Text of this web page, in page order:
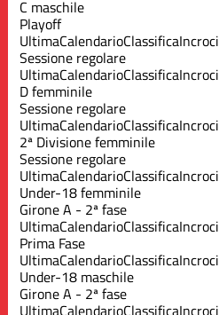
C maschile
Playoff
UltimaCalendarioClassificaIncroci
Sessione regolare
UltimaCalendarioClassificaIncroci
D femminile
Sessione regolare
UltimaCalendarioClassificaIncroci
2ª Divisione femminile
Sessione regolare
UltimaCalendarioClassificaIncroci
Under-18 femminile
Girone A - 2ª fase
UltimaCalendarioClassificaIncroci
Prima Fase
UltimaCalendarioClassificaIncroci
Under-18 maschile
Girone A - 2ª fase
UltimaCalendarioClassificaIncroci